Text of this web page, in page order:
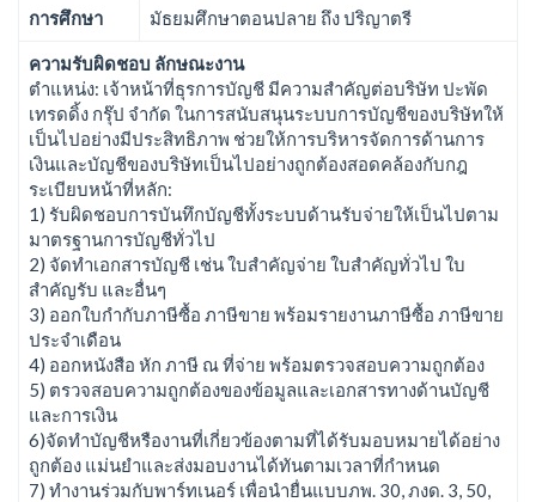
การศึกษา มัธยมศึกษาตอนปลาย ถึง ปริญาตรี
ความรับผิดชอบ ลักษณะงาน
ตำแหน่ง: เจ้าหน้าที่ธุรการบัญชี มีความสำคัญต่อบริษัท ปะพัด
เทรดดิ้ง กรุ๊ป จำกัด ในการสนับสนุนระบบการบัญชีของบริษัทให้
เป็นไปอย่างมีประสิทธิภาพ ช่วยให้การบริหารจัดการด้านการ
เงินและบัญชีของบริษัทเป็นไปอย่างถูกต้องสอดคล้องกับกฎ
ระเบียบหน้าที่หลัก:
1) รับผิดชอบการบันทึกบัญชีทั้งระบบด้านรับจ่ายให้เป็นไปตาม
มาตรฐานการบัญชีทั่วไป
2) จัดทำเอกสารบัญชี เช่น ใบสำคัญจ่าย ใบสำคัญทั่วไป ใบ
สำคัญรับ และอื่นๆ
3) ออกใบกำกับภาษีซื้อ ภาษีขาย พร้อมรายงานภาษีซื้อ ภาษีขาย
ประจำเดือน
4) ออกหนังสือ หัก ภาษี ณ ที่จ่าย พร้อมตรวจสอบความถูกต้อง
5) ตรวจสอบความถูกต้องของข้อมูลและเอกสารทางด้านบัญชี
และการเงิน
6)จัดทำบัญชีหรืองานที่เกี่ยวข้องตามที่ได้รับมอบหมายได้อย่าง
ถูกต้อง แม่นยำและส่งมอบงานได้ทันตามเวลาที่กำหนด
7) ทำงานร่วมกับพาร์ทเนอร์ เพื่อนำยื่นแบบภพ. 30, ภงด. 3, 50,